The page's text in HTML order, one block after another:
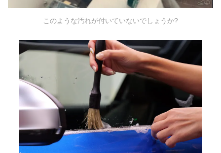
このような汚れが付いていないでしょうか?